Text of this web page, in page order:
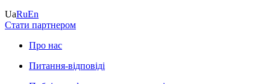
UaRuEn
Стати партнером
Про нас
Питання-відповіді